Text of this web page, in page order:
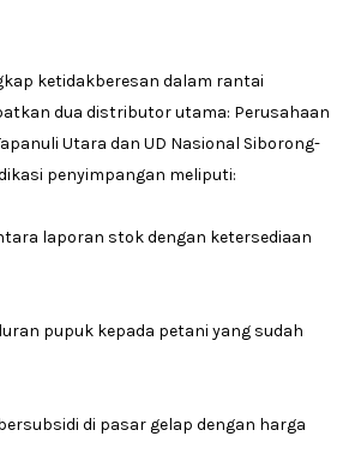
ketidakberesan dalam rantai
dua distributor utama: Perusahaan
Utara dan UD Nasional Siborong-
penyimpangan meliputi:
laporan stok dengan ketersediaan
pupuk kepada petani yang sudah
di pasar gelap dengan harga